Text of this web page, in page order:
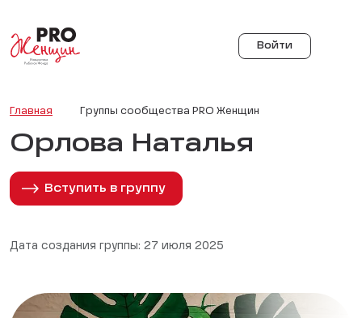
Войти
Главная Группы сообщества PRO Женщин
Орлова Наталья
Вступить в группу
Дата создания группы: 27 июля 2025